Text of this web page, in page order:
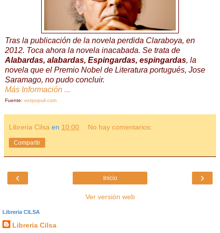
Tras la publicación de la novela perdida Claraboya, en
2012. Toca ahora la novela inacabada. Se trata de
Alabardas, alabardas, Espingardas, espingardas, la
novela que el Premio Nobel de Literatura portugués, Jose
Saramago, no pudo concluir.
Más Información ...
Fuente: vozpopuli.com
Libreria Cilsa en 10:00 No hay comentarios:
Compartir
‹ ›
Inicio
Ver versión web
Libreria CILSA
Libreria Cilsa